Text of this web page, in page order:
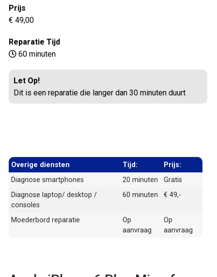
Prijs
€ 49,00
Reparatie Tijd
60 minuten
Let Op!
Dit is een reparatie die langer dan 30 minuten duurt
Overige diensten Tijd:
Prijs:
Diagnose smartphones
20 minuten
Gratis
Diagnose laptop/ desktop /
consoles
60 minuten € 49,-
Moederbord reparatie
Op
aanvraag
Op
aanvraag